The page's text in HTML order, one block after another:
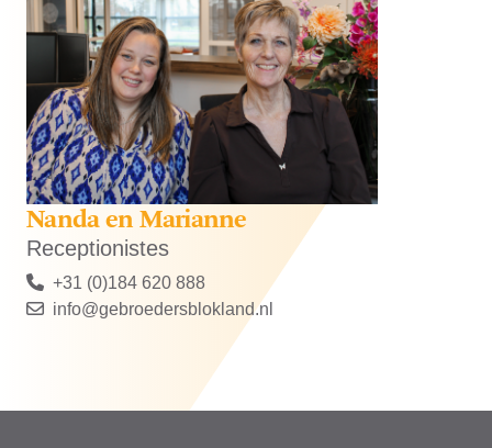
Nanda en Marianne
Receptionistes
+31 (0)184 620 888
info@gebroedersblokland.nl